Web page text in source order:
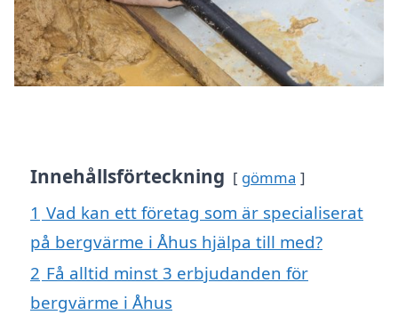
Innehållsförteckning gömma
1 Vad kan ett företag som är specialiserat
på bergvärme i Åhus hjälpa till med?
2 Få alltid minst 3 erbjudanden för
bergvärme i Åhus